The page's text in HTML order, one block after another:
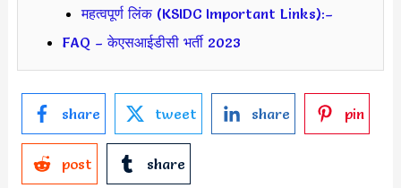
महत्वपूर्ण लिंक (KSIDC Important Links):–
FAQ – केएसआईडीसी भर्ती 2023
share tweet share pin
post share